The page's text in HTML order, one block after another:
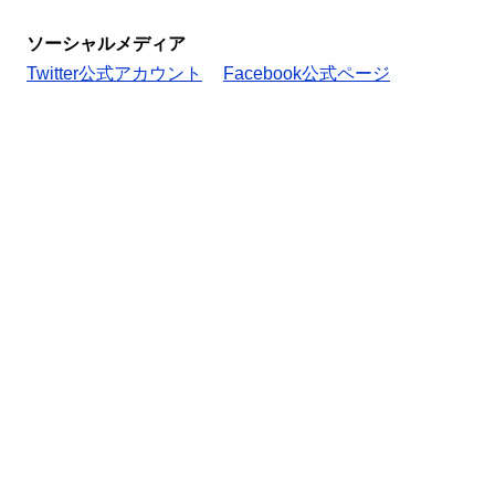
ソーシャルメディア
Twitter公式アカウント
Facebook公式ページ